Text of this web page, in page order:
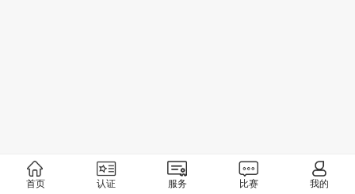
首页 认证 服务 比赛 我的